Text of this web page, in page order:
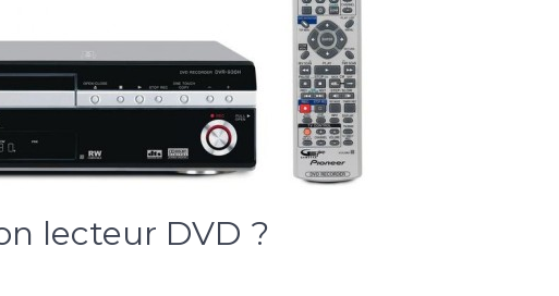
lecteur DVD ?